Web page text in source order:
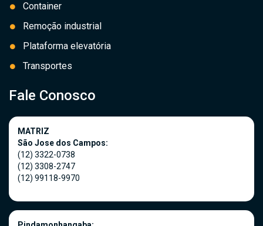
Container
Remoção industrial
Plataforma elevatória
Transportes
Fale Conosco
MATRIZ
São Jose dos Campos:
(12) 3322-0738
(12) 3308-2747
(12) 99118-9970